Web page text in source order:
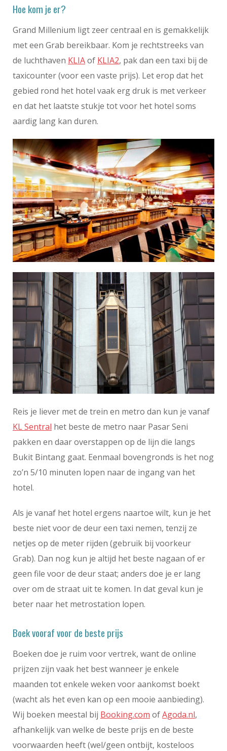
Hoe kom je er?
Grand Millenium ligt zeer centraal en is gemakkelijk
met een Grab bereikbaar. Kom je rechtstreeks van
de luchthaven KLIAof KLIA2, pak dan een taxi bij de
taxicounter (voor een vaste prijs). Let erop dat het
gebied rond het hotel vaak erg druk is met verkeer
en dat het laatste stukje tot voor het hotel soms
aardig lang kan duren.
Reis je liever met de trein en metro dan kun je vanaf
KL Sentral het beste de metro naar Pasar Seni
pakken en daar overstappen op de lijn die langs
Bukit Bintang gaat. Eenmaal bovengronds is het nog
zo’n 5/10 minuten lopen naar de ingang van het
hotel.
Als je vanaf het hotel ergens naartoe wilt, kun je het
beste niet voor de deur een taxi nemen, tenzij ze
netjes op de meter rijden (gebruik bij voorkeur
Grab). Dan nog kun je altijd het beste nagaan of er
geen file voor de deur staat; anders doe je er lang
over om de straat uit te komen. In dat geval kun je
beter naar het metrostation lopen.
Boek vooraf voor de beste prijs
Boeken doe je ruim voor vertrek, want de online
prijzen zijn vaak het best wanneer je enkele
maanden tot enkele weken voor aankomst boekt
(wacht als het even kan op een mooie aanbieding).
Wij boeken meestal bij Booking.com ofAgoda.nl,
afhankelijk van welke de beste prijs en de beste
voorwaarden heeft (wel/geen ontbijt, kosteloos